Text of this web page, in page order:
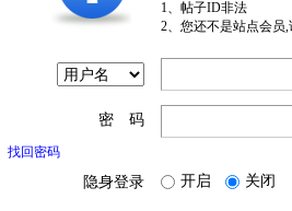
1、帖子ID非法
2、您还不是站点会员
密 码
找回密码
隐身登录 开启 关闭